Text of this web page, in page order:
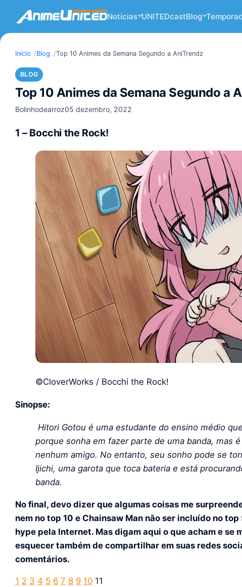
Notícias UNITEDcastBlog
Início Blog Top 10 Animes da Semana Segundo a AniTrendz
BLOG
Top 10 Animes da Semana Segundo a
Bolinhodearroz05 dezembro, 2022
1 – Bocchi the Rock!
©CloverWorks / Bocchi the Rock!
Sinopse:
Hitori Gotou é uma estudante do ensino médio
porque sonha em fazer parte de uma banda, mas
nenhum amigo. No entanto, seu sonho pode se
Ijichi, uma garota que toca bateria e está
banda.
No final, devo dizer que algumas coisas me
nem no top 10 e Chainsaw Man não ser incluído no
hype pela Internet. Mas digam aqui o que acham e se
esquecer também de compartilhar em suas redes
comentários.
1 2 3 4 5 6 7 8 9 10 11